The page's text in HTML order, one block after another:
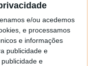
e/ou acedemos
e processamos
e informações
publicidade e
e
a desesperar, ate ja
de forçar o uso do
de outra dica fico
a mesma